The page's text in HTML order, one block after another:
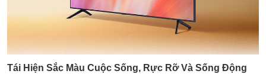
Tái Hiện Sắc Màu Cuộc Sống, Rực Rỡ Và Sống Động